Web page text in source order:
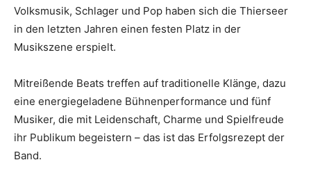
Volksmusik, Schlager und Pop haben sich die Thierseer
in den letzten Jahren einen festen Platz in der
Musikszene erspielt.
Mitreißende Beats treffen auf traditionelle Klänge, dazu
eine energiegeladene Bühnenperformance und fünf
Musiker, die mit Leidenschaft, Charme und Spielfreude
ihr Publikum begeistern – das ist das Erfolgsrezept der
Band.